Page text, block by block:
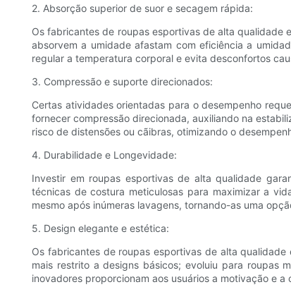
2. Absorção superior de suor e secagem rápida:
Os fabricantes de roupas esportivas de alta
absorvem a umidade afastam com eficiência a
regular a temperatura corporal e evita desconfortos
3. Compressão e suporte direcionados:
Certas atividades orientadas para o desempenho
fornecer compressão direcionada, auxiliando na
risco de distensões ou cãibras, otimizando o
4. Durabilidade e Longevidade:
Investir em roupas esportivas de alta qualidade
técnicas de costura meticulosas para maximizar a
mesmo após inúmeras lavagens, tornando-as uma
5. Design elegante e estética:
Os fabricantes de roupas esportivas de alta
mais restrito a designs básicos; evoluiu para roupas
inovadores proporcionam aos usuários a motivação e